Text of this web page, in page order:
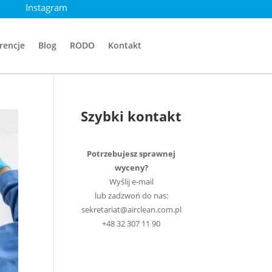
Instagram
Blog RODO Kontakt
Szybki kontakt
Potrzebujesz sprawnej
wyceny?
Wyślij e-mail
lub zadzwoń do nas:
sekretariat@airclean.com.pl
+48 32 307 11 90